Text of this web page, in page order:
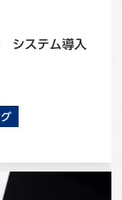
システム導入